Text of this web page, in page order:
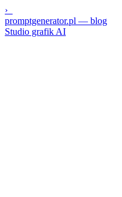
›_
promptgenerator.pl — blog
Studio grafik AI